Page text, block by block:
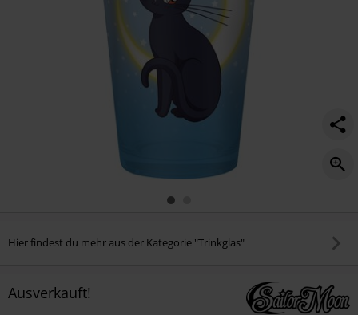
Hier findest du mehr aus der Kategorie "Trinkglas"
Ausverkauft!